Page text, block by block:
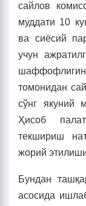
сайлов
муддати 10
ва сиёсий
учун
томонидан
сўнг якуний
Ҳисоб
текшириш
жорий
Бундан
асосида